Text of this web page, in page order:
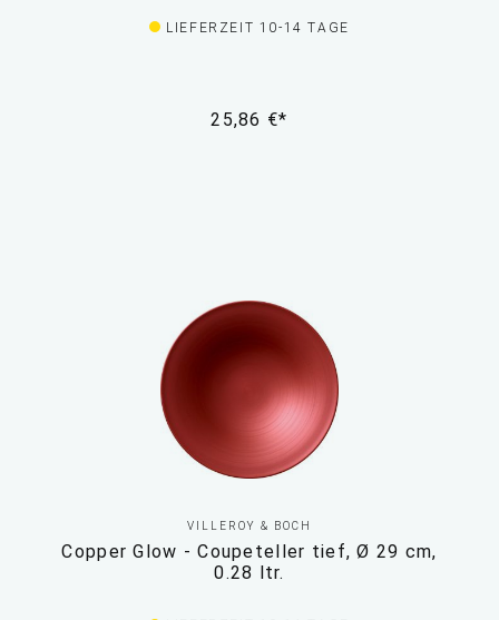
LIEFERZEIT 10-14 TAGE
25,86 €*
VILLEROY & BOCH
Copper Glow - Coupeteller tief, Ø 29 cm,
0.28 ltr.